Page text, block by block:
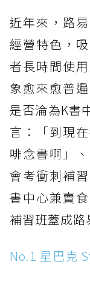
近年來，路
經營特色，
者長時間使
象愈來愈普
是否淪為K書
言：「到現
啡念書啊」
會考衝刺補
書中心兼賣
補習班蓋成路
No.1 星巴克